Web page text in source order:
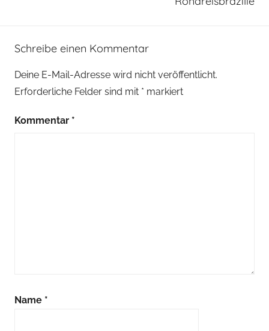
Schreibe einen Kommentar
Deine E-Mail-Adresse wird nicht veröffentlicht.
Erforderliche Felder sind mit * markiert
Kommentar *
Name *